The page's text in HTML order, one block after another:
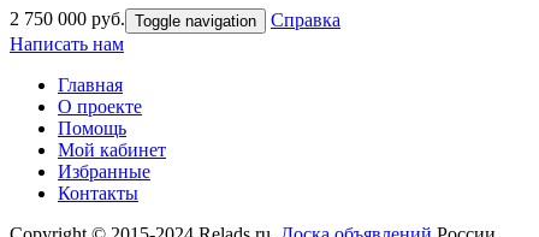
2 750 000 руб. Toggle navigation
Справка
Написать нам
Главная
О проекте
Помощь
Мой кабинет
Избранные
Контакты